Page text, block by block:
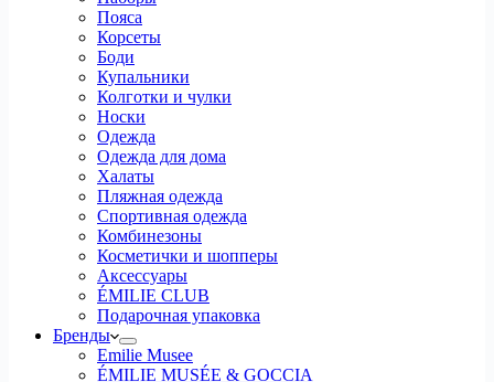
Пояса
Корсеты
Боди
Купальники
Колготки и чулки
Носки
Одежда
Одежда для дома
Халаты
Пляжная одежда
Спортивная одежда
Комбинезоны
Косметички и шопперы
Аксессуары
ÉMILIE CLUB
Подарочная упаковка
Бренды
Emilie Musee
ÉMILIE MUSÉE & GOCCIA